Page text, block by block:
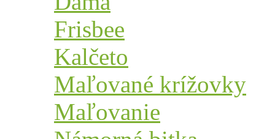
Frisbee
Kalčeto
Maľované krížovky
Maľovanie